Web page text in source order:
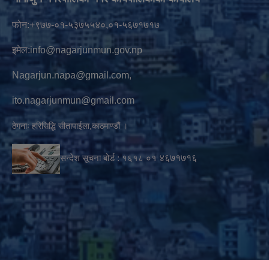
फोन:+९७७-०१-५३७५५४०,०१-५६७१७१७
इमेल:info@nagarjunmun.gov.np
Nagarjun.napa@gmail.com,
ito.nagarjunmun@gmail.com
ठेगनाः हरिसिद्धि सीतापाईला,काठमाण्डौं ।
सन्देश सूचना बोर्ड : १६१८ ०१ ४६७१७१६